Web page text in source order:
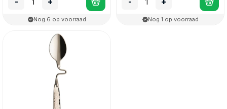
Nog 6 op voorraad Nog 1 op voorraad